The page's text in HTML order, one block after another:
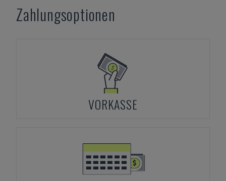
Zahlungsoptionen
VORKASSE